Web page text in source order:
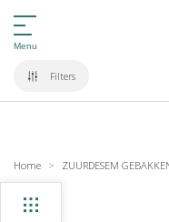
Menu
Filters
Home ZUURDESEM